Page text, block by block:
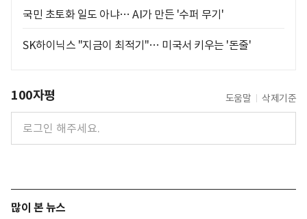
국민 초토화 일도 아냐… AI가 만든 '수퍼 무기'
SK하이닉스 "지금이 최적기"… 미국서 키우는 '돈줄'
100자평 도움말 삭제기준
많이 본 뉴스